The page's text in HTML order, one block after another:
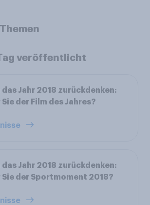
veröffentlicht
das Jahr 2018 zurückdenken:
der Film des Jahres?
das Jahr 2018 zurückdenken:
Sie der Sportmoment 2018?